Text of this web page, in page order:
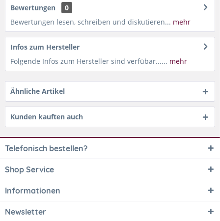
Bewertungen
0
Bewertungen lesen, schreiben und diskutieren... mehr
Infos zum Hersteller
Folgende Infos zum Hersteller sind verfübar...... mehr
Ähnliche Artikel
Kunden kauften auch
Telefonisch bestellen?
Shop Service
Informationen
Newsletter